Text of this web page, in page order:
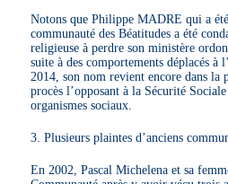
Notons que Philippe MADRE qui a
communauté des Béatitudes a été
religieuse à perdre son ministère
suite à des comportements déplacés à
2014, son nom revient encore dans la
procès l’opposant à la Sécurité
organismes sociaux.
3. Plusieurs plaintes d’anciens
En 2002, Pascal Michelena et sa